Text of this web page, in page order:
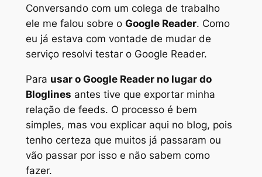
Conversando com um colega de trabalho
ele me falou sobre o Google Reader. Como
eu já estava com vontade de mudar de
serviço resolvi testar o Google Reader.
Para usar o Google Reader no lugar do
Bloglines antes tive que exportar minha
relação de feeds. O processo é bem
simples, mas vou explicar aqui no blog, pois
tenho certeza que muitos já passaram ou
vão passar por isso e não sabem como
fazer.